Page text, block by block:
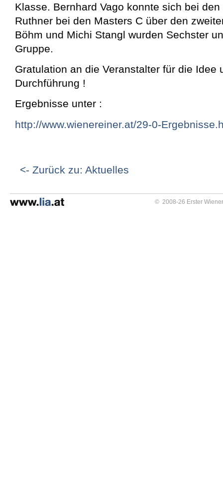
Klasse. Bernhard Vago konnte sich bei
Ruthner bei den Masters C über den
Böhm und Michi Stangl wurden Sechster
Gruppe.
Gratulation an die Veranstalter für die Idee
Durchführung !
Ergebnisse unter :
http://www.wienereiner.at/29-0-
<- Zurück zu: Aktuelles
© 2008-26 Erster